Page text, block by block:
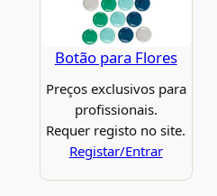
Botão para Flores
Preços exclusivos para
profissionais.
Requer registo no site.
Registar/Entrar